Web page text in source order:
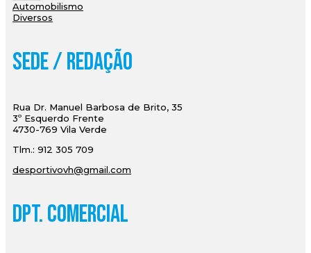
Automobilismo
Diversos
Sede / Redação
Rua Dr. Manuel Barbosa de Brito, 35
3º Esquerdo Frente
4730-769 Vila Verde
Tlm.: 912 305 709
desportivovh@gmail.com
Dpt. Comercial